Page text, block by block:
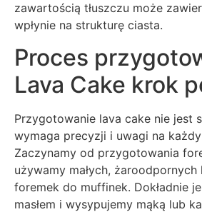
zawartością tłuszczu może
wpłynie na strukturę ciasta.
Proces
Lava Cake krok
Przygotowanie lava cake nie jest
wymaga precyzji i uwagi na
Zaczynamy od przygotowania
używamy małych,
foremek do muffinek. Dokładnie
masłem i wysypujemy mąką lub